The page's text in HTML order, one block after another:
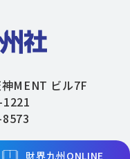
財界九州ONLINE
MENT ビル7F